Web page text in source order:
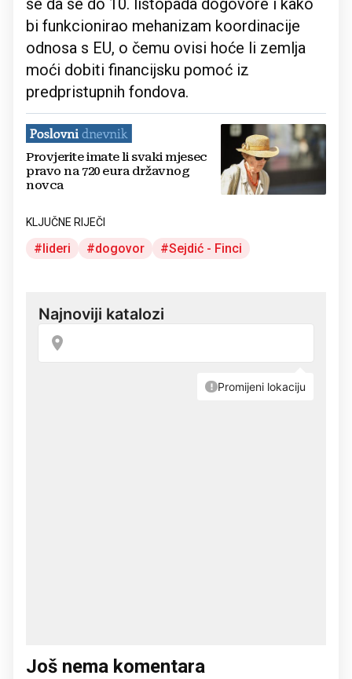
se da se do 10. listopada dogovore i kako
bi funkcionirao mehanizam koordinacije
odnosa s EU, o čemu ovisi hoće li zemlja
moći dobiti financijsku pomoć iz
predpristupnih fondova.
Provjerite imate li svaki mjesec
pravo na 720 eura državnog
novca
KLJUČNE RIJEČI
lideri dogovor Sejdić - Finci
Još nema komentara